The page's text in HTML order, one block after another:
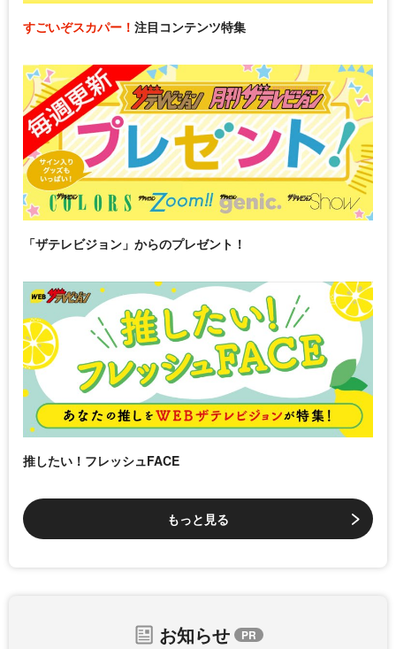
すごいぞスカパー！ 注目コンテンツ特集
「ザテレビジョン」からのプレゼント！
推したい！フレッシュFACE
もっと見る
お知らせ